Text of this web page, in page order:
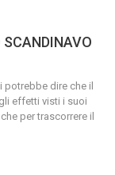
dire che il
effetti visti i suoi
per trascorrere il